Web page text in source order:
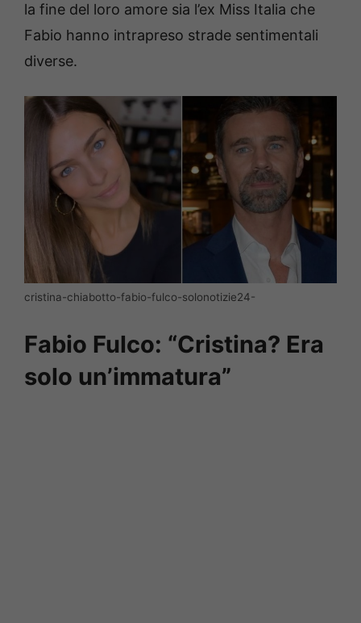
la fine del loro amore sia l’ex Miss Italia che
Fabio hanno intrapreso strade sentimentali
diverse.
cristina-chiabotto-fabio-fulco-solonotizie24-
Fabio Fulco: “Cristina? Era
solo un’immatura”